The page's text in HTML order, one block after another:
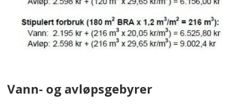
Vann- og avløpsgebyrer